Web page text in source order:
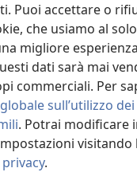
Puoi accettare o
che usiamo al
migliore
dati sarà mai
commerciali. Per
sull’utilizzo
. Potrai modificare
visitando
.
Library®
Tower Bible and Tract
| INFORMATIVA SULLA